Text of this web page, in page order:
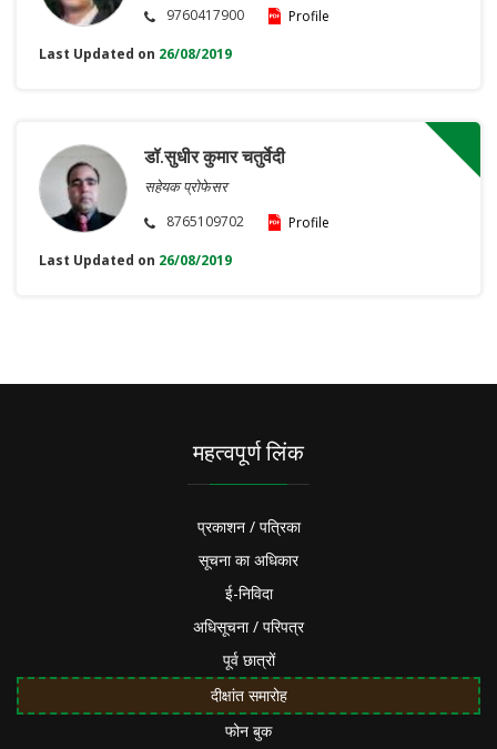
9760417900
Profile
Last Updated on 26/08/2019
डॉ.सुधीर कुमार चतुर्वेदी
सहेयक प्रोफेसर
8765109702
Profile
Last Updated on 26/08/2019
महत्वपूर्ण लिंक
प्रकाशन / पत्रिका
सूचना का अधिकार
ई-निविदा
अधिसूचना / परिपत्र
पूर्व छात्रों
दीक्षांत समारोह
फोन बुक